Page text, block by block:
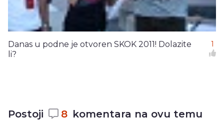
Danas u podne je otvoren SKOK 2011! Dolazite
li?
1
Postoji 8 komentara na ovu temu